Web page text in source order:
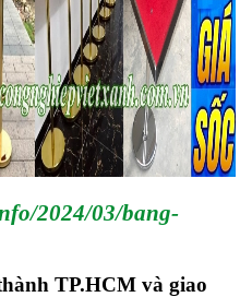
2024/03/bang-
TP.HCM và giao